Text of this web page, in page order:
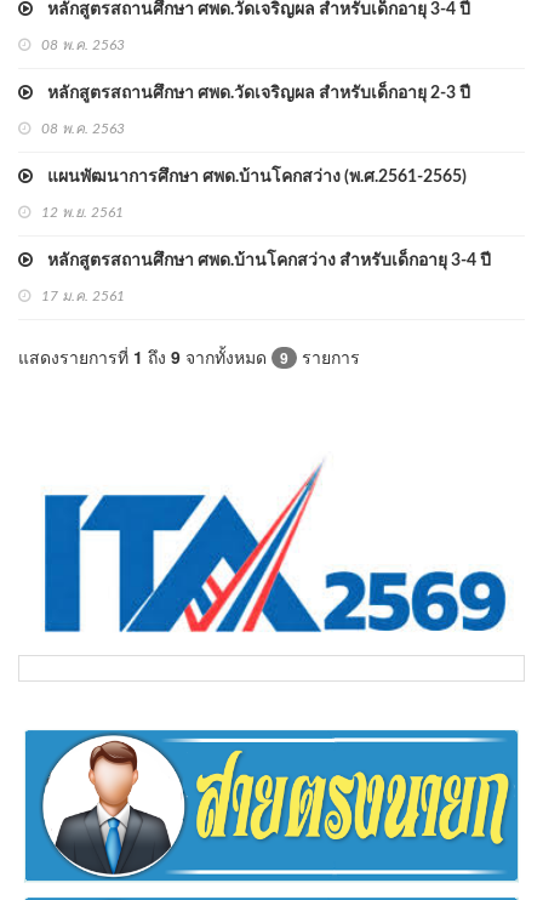
หลักสูตรสถานศึกษา ศพด.วัดเจริญผล สำหรับเด็กอายุ 3-4 ปี
08 พ.ค. 2563
หลักสูตรสถานศึกษา ศพด.วัดเจริญผล สำหรับเด็กอายุ 2-3 ปี
08 พ.ค. 2563
แผนพัฒนาการศึกษา ศพด.บ้านโคกสว่าง (พ.ศ.2561-2565)
12 พ.ย. 2561
หลักสูตรสถานศึกษา ศพด.บ้านโคกสว่าง สำหรับเด็กอายุ 3-4 ปี
17 ม.ค. 2561
แสดงรายการที่ 1 ถึง 9 จากทั้งหมด 9 รายการ